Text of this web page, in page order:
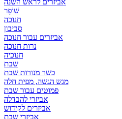
אביזרים לראש השנה
שׁוֹפָר
חנוכה
סביבון
אביזרים עבור חנוכה
נרות חנוכה
חנוכיה
שבת
כשר מנורות שבת
מגש הגשה, מפית חלה
פמוטים עבור שבת
אביזרי להבדלה
אביזרים לקידוש
אביזרי שבת